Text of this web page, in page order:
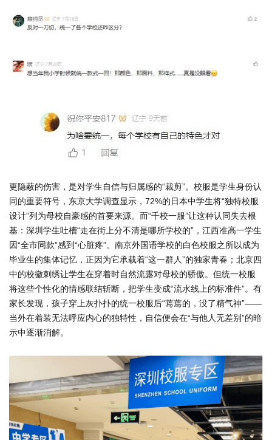
更隐蔽的伤害，是对学生自信与归属感的“裁剪”。校服是学生身份认
同的重要符号，东京大学调查显示，72%的日本中学生将“独特校服
设计”列为母校自豪感的首要来源。而“千校一服”让这种认同失去根
基：深圳学生吐槽“走在街上分不清是哪所学校的”，江西准高一学生
因“全市同款”感到“心脏疼”。南京外国语学校的白色校服之所以成为
毕业生的集体记忆，正因为它承载着“这一群人”的独家青春；北京四
中的校徽刺绣让学生在穿着时自然流露对母校的骄傲。但统一校服
将这些个性化的情感联结斩断，把学生变成“流水线上的标准件”。有
家长发现，孩子穿上灰扑扑的统一校服后“蔫蔫的，没了精气神”——
当外在着装无法呼应内心的独特性，自信便会在“与他人无差别”的暗
示中逐渐消解。